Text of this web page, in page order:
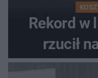
Rekord w
rzucił